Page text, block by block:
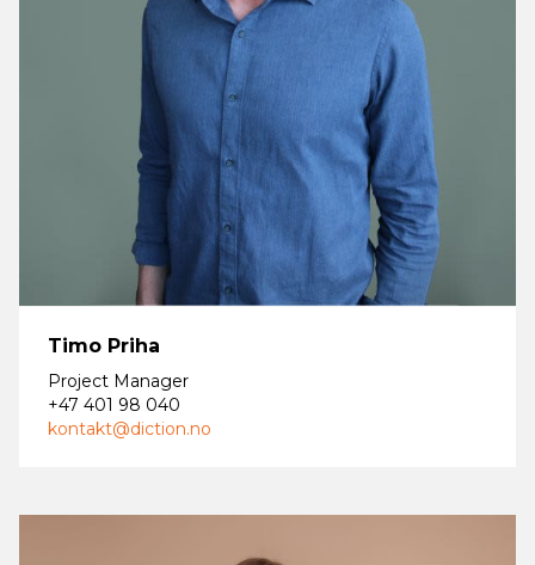
Timo Priha
Project Manager
+47 401 98 040
kontakt@diction.no